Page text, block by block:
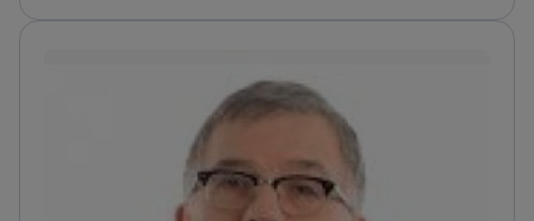
SIOeChCFПрофессор учебного центра имени
и Santa Caterina da Siena